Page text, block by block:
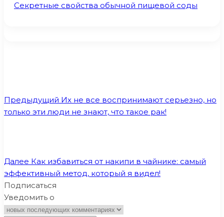
Секретные свойства обычной пищевой соды
Предыдущий Их не все воспринимают серьезно, но
только эти люди не знают, что такое рак!
Далее Как избавиться от накипи в чайнике: самый
эффективный метод, который я видел!
Подписаться
Уведомить о